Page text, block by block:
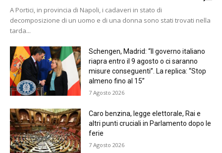
A Portici, in provincia di Napoli, i cadaveri in stato di
decomposizione di un uomo e di una donna sono stati trovati nella
tarda...
Schengen, Madrid: “Il governo italiano
riapra entro il 9 agosto o ci saranno
misure conseguenti”. La replica: “Stop
almeno fino al 15”
7 Agosto 2026
Caro benzina, legge elettorale, Rai e
altri punti cruciali in Parlamento dopo le
ferie
7 Agosto 2026